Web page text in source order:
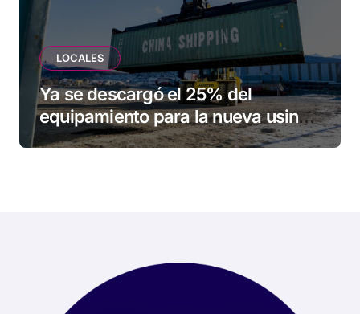
LOCALES
Ya se descargó el 25% del
equipamiento para la nueva usina
de Ushuaia